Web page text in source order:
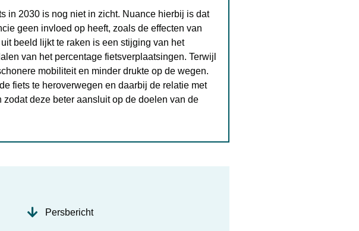
in 2030 is nog niet in zicht. Nuance hierbij is dat
geen invloed op heeft, zoals de effecten van
beeld lijkt te raken is een stijging van het
van het percentage fietsverplaatsingen. Terwijl
mobiliteit en minder drukte op de wegen.
fiets te heroverwegen en daarbij de relatie met
deze beter aansluit op de doelen van de
Persbericht